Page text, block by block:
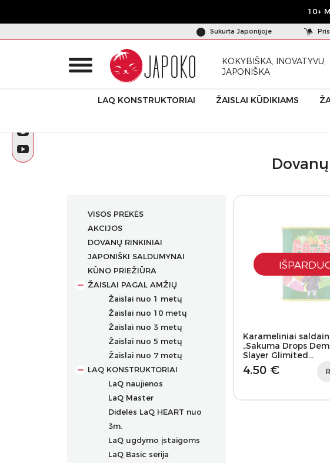
10+
Sukurta Japonijoje
KOKYBIŠKA, INOVATYVU,
JAPONIŠKA
LAQ KONSTRUKTORIAI ŽAISLAI KŪDIKIAMS
VISOS PREKĖS
AKCIJOS
DOVANŲ RINKINIAI
JAPONIŠKI SALDUMYNAI
KŪNO PRIEŽIŪRA
ŽAISLAI PAGAL AMŽIŲ
Žaislai nuo 1 metų
Žaislai nuo 10 metų
Žaislai nuo 3 metų
Žaislai nuo 5 metų
Žaislai nuo 7 metų
LAQ KONSTRUKTORIAI
LaQ naujienos
LaQ Master
Didelės LaQ HEART nuo
3m.
LaQ ugdymo įstaigoms
LaQ Basic serija
Karameliniai
„Sakuma Drops
Slayer Glimited…
4.50 €